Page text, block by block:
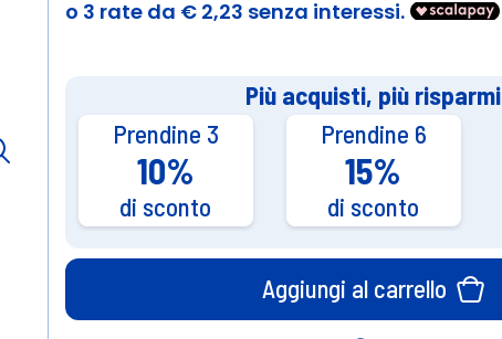
Più acquisti, più risparmi
Prendine 3
10%
di sconto
Prendine 6
15%
di sconto
Aggiungi al carrello